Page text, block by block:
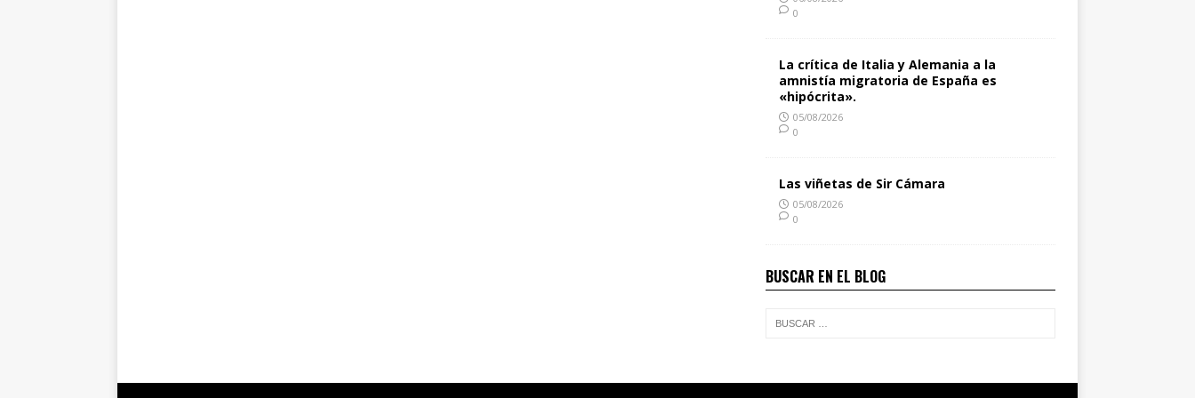
0
La crítica de Italia y Alemania a la
amnistía migratoria de España es
«hipócrita».
05/08/2026
0
Las viñetas de Sir Cámara
05/08/2026
0
BUSCAR EN EL BLOG